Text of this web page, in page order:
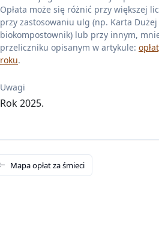
Opłata może się różnić przy większej
przy zastosowaniu ulg (np. Karta Dużej
biokompostownik) lub przy innym,
przeliczniku opisanym w artykule:
roku.
Uwagi
Rok 2025.
Mapa opłat za śmieci